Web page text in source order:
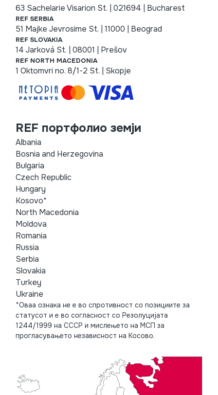
63 Sachelarie Visarion St. | 021694 | Bucharest
REF SERBIA
51 Majke Jevrosime St. | 11000 | Beograd
REF SLOVAKIA
14 Jarková St. | 08001 | Prešov
REF NORTH MACEDONIA
1 Oktomvri no. 8/1-2 St. | Skopje
REF портфолио земји
Albania
Bosnia and Herzegovina
Bulgaria
Czech Republic
Hungary
Kosovo*
North Macedonia
Moldova
Romania
Russia
Serbia
Slovakia
Turkey
Ukraine
*Оваа ознака не е во спротивност со позициите за
статусот и е во согласност со Резолуцијата
1244/1999 на СССР и мислењето на МСП за
прогласувањето независност на Косово.